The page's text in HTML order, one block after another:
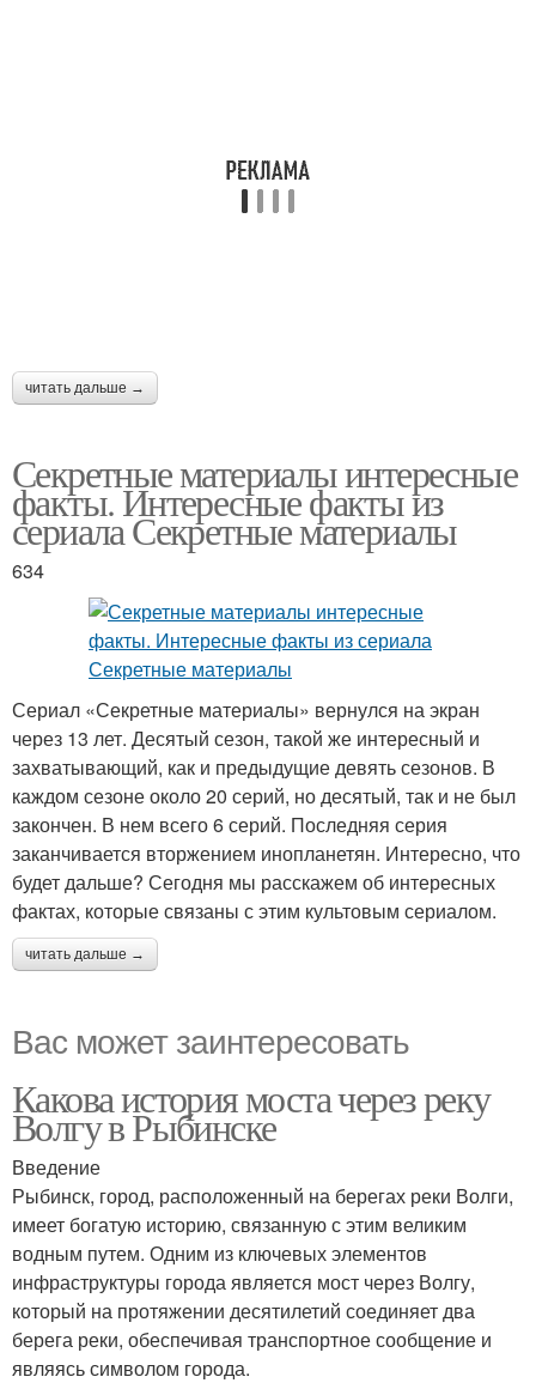
читать дальше →
Секретные материалы интересные
факты. Интересные факты из
сериала Секретные материалы
634
Сериал «Секретные материалы» вернулся на экран
через 13 лет. Десятый сезон, такой же интересный и
захватывающий, как и предыдущие девять сезонов. В
каждом сезоне около 20 серий, но десятый, так и не был
закончен. В нем всего 6 серий. Последняя серия
заканчивается вторжением инопланетян. Интересно, что
будет дальше? Сегодня мы расскажем об интересных
фактах, которые связаны с этим культовым сериалом.
читать дальше →
Вас может заинтересовать
Какова история моста через реку
Волгу в Рыбинске
Введение
Рыбинск, город, расположенный на берегах реки Волги,
имеет богатую историю, связанную с этим великим
водным путем. Одним из ключевых элементов
инфраструктуры города является мост через Волгу,
который на протяжении десятилетий соединяет два
берега реки, обеспечивая транспортное сообщение и
являясь символом города.